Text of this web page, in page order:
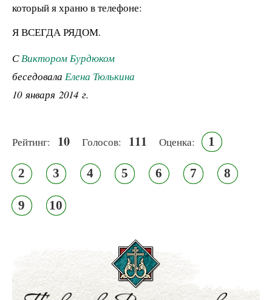
который я храню в телефоне:
Я ВСЕГДА РЯДОМ.
СВиктором Бурдюком
беседовала Елена Тюлькина
10 января 2014 г.
Рейтинг: 10 Голосов: 111 Оценка: 1
2 3 4 5 6 7 8
9 10